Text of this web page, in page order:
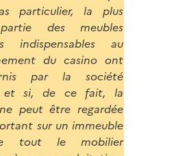
particulier, la plus
des meubles
indispensables au
du casino ont
par la société
et si, de ce fait, la
peut être regardée
sur un immeuble
tout le mobilier